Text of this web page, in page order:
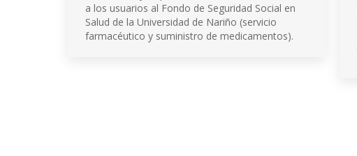
a los usuarios al Fondo de Seguridad Social en
Salud de la Universidad de Nariño (servicio
farmacéutico y suministro de medicamentos).